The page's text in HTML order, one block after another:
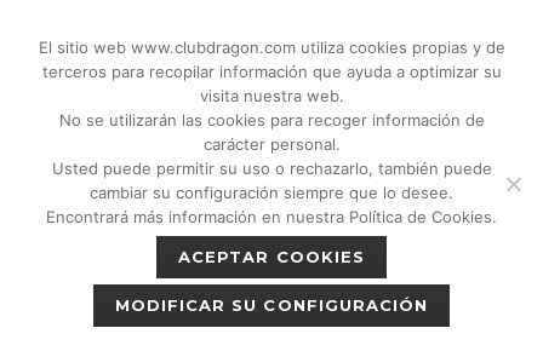
© 2018 - 2026 CLUB DRAGON MADRID |
C/Don Quijote, 5 Semisotano. Madrid (28020)
Política de privacidad|Política de cookies
El sitio web www.clubdragon.com utiliza cookies propias y de
terceros para recopilar información que ayuda a optimizar su
visita nuestra web.
No se utilizarán las cookies para recoger información de
carácter personal.
Usted puede permitir su uso o rechazarlo, también puede
cambiar su configuración siempre que lo desee.
Encontrará más información en nuestra Política de Cookies.
ACEPTAR COOKIES
MODIFICAR SU CONFIGURACIÓN